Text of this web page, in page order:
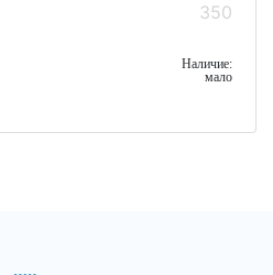
350
Наличие:
мало